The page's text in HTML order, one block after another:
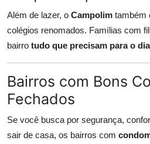
Além de lazer, o Campolim também
colégios renomados. Famílias com
bairro tudo que precisam para o
Bairros com Bons
Fechados
Se você busca por segurança,
sair de casa, os bairros com